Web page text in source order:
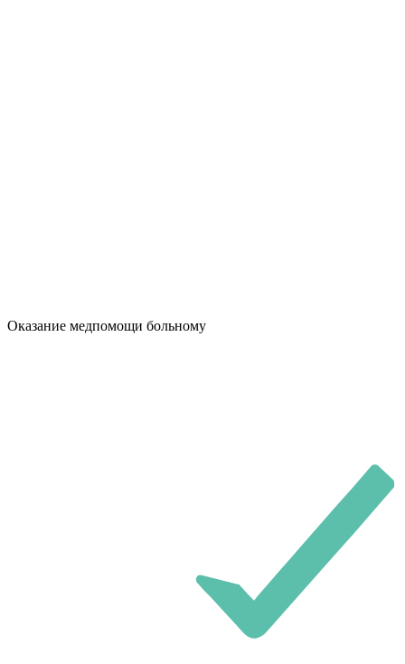
Оказание медпомощи больному